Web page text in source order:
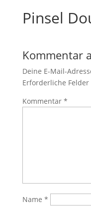
Pinsel
Kommentar
Deine E-Mail-
Erforderliche
Kommentar *
Name *